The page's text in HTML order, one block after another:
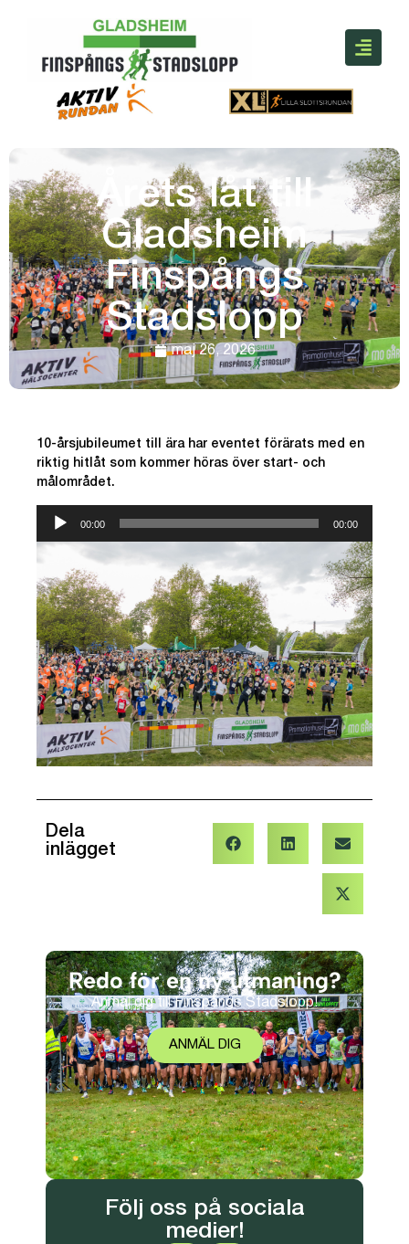
Årets låt till
Gladsheim
Finspångs
Stadslopp
maj 26, 2026
Redo för en ny utmaning?
Anmäl dig till Finspångs Stadslopp!
ANMÄL DIG
Följ oss på sociala
medier!
10-årsjubileumet till ära har eventet förärats med en
riktig hitlåt som kommer höras över start- och
målområdet.
Ljudspelare
00:00 00:00
Dela
inlägget